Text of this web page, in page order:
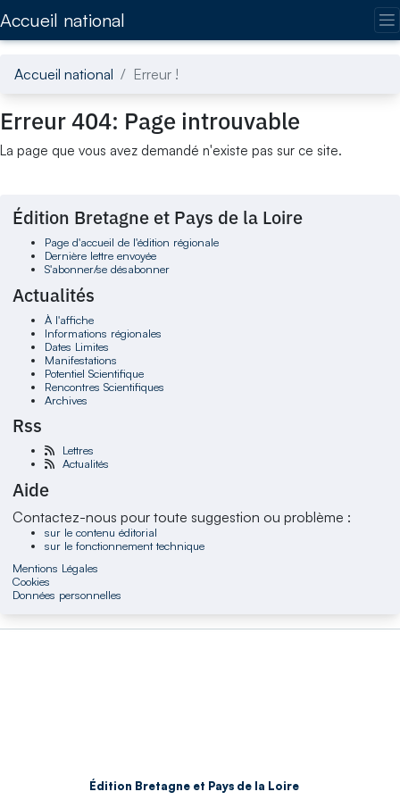
Accueil national
Accueil national Erreur !
Erreur 404: Page introuvable
La page que vous avez demandé n'existe pas sur ce site.
Édition Bretagne et Pays de la Loire
Page d'accueil de l'édition régionale
Dernière lettre envoyée
S'abonner/se désabonner
Actualités
À l'affiche
Informations régionales
Dates Limites
Manifestations
Potentiel Scientifique
Rencontres Scientifiques
Archives
Rss
Lettres
Actualités
Aide
Contactez-nous pour toute suggestion ou problème :
sur le contenu éditorial
sur le fonctionnement technique
Mentions Légales
Cookies
Données personnelles
Édition Bretagne et Pays de la Loire